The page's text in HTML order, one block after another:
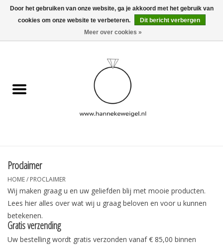
0 Artikelen - €0,00
Informatie
Blog
Proclaimer
HOME/ PROCLAIMER
Wij maken graag u en uw geliefden blij met mooie producten.
Lees hier alles over wat wij u graag beloven en voor u kunnen
betekenen.
Gratis verzending
Uw bestelling wordt gratis verzonden vanaf € 85,00 binnen
Door het gebruiken van onze website, ga je akkoord met het gebruik van
cookies om onze website te verbeteren.
Dit bericht verbergen
Meer over cookies »